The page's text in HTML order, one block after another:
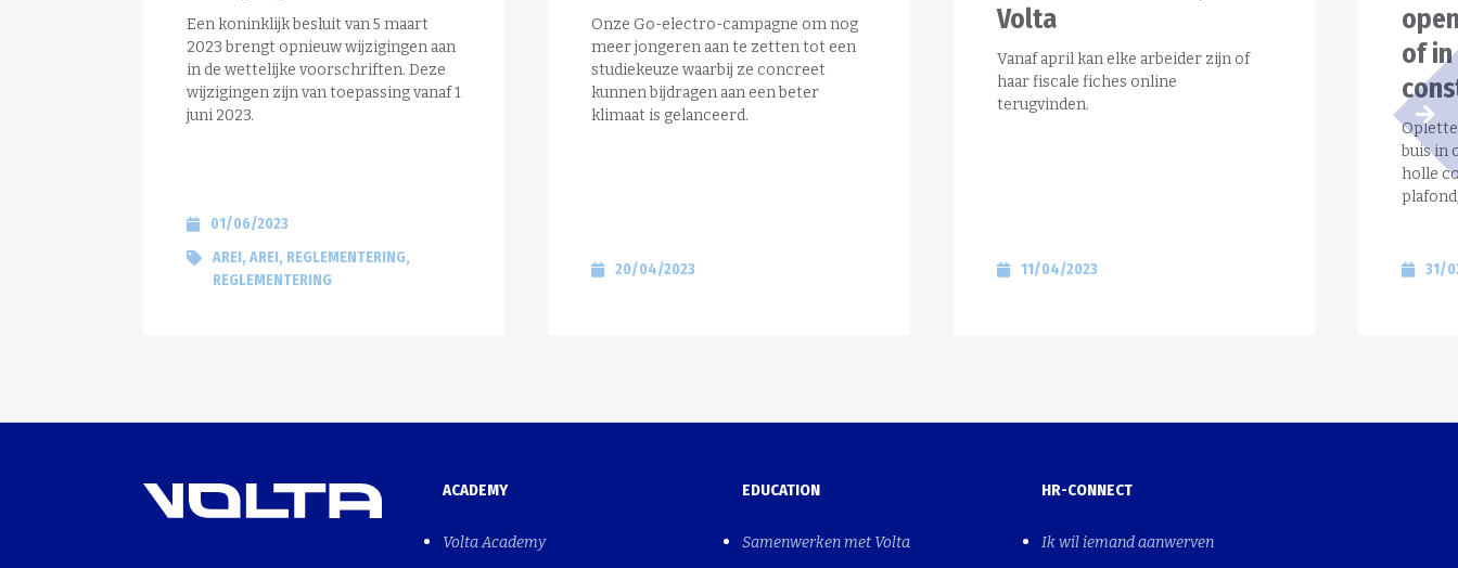
Een koninklijk besluit van 5 maart
2023 brengt opnieuw wijzigingen aan
in de wettelijke voorschriften. Deze
wijzigingen zijn van toepassing vanaf 1
juni 2023.
01/06/2023
AREI AREI REGLEMENTERING
REGLEMENTERING
Onze Go-electro-campagne om nog
meer jongeren aan te zetten tot een
studiekeuze waarbij ze concreet
kunnen bijdragen aan een beter
klimaat is gelanceerd.
20/04/2023
Volta
Vanaf april kan elke arbeider zijn of
haar fiscale fiches online
terugvinden.
11/04/2023
of
buis in
holle
31/
ACADEMY
Volta Academy
EDUCATION
Samenwerken met Volta
HR-CONNECT
Ik wil iemand aanwerven